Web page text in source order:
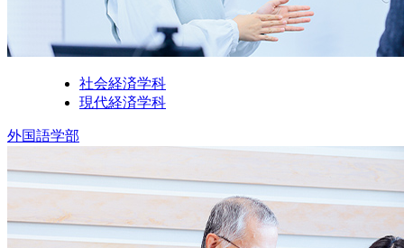
社会経済学科
現代経済学科
外国語学部